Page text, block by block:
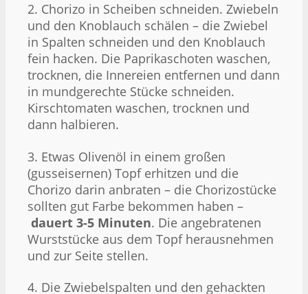
2. Chorizo in Scheiben schneiden. Zwiebeln
und den Knoblauch schälen – die Zwiebel
in Spalten schneiden und den Knoblauch
fein hacken. Die Paprikaschoten waschen,
trocknen, die Innereien entfernen und dann
in mundgerechte Stücke schneiden.
Kirschtomaten waschen, trocknen und
dann halbieren.
3. Etwas Olivenöl in einem großen
(gusseisernen) Topf erhitzen und die
Chorizo darin anbraten – die Chorizostücke
sollten gut Farbe bekommen haben –
dauert 3-5 Minuten. Die angebratenen
Wurststücke aus dem Topf herausnehmen
und zur Seite stellen.
4. Die Zwiebelspalten und den gehackten